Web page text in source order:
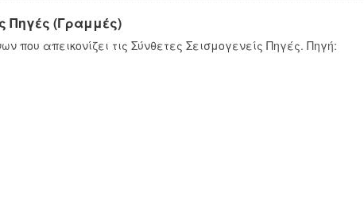
Πηγές (Γραμμές)
που απεικονίζει τις Σύνθετες Σεισμογενείς Πηγές. Πηγή: